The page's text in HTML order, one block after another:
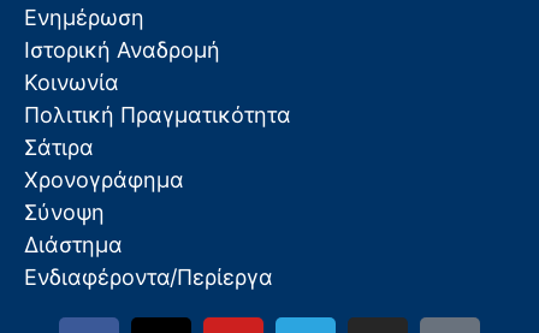
Ενημέρωση
Ιστορική Αναδρομή
Κοινωνία
Πολιτική Πραγματικότητα
Σάτιρα
Χρονογράφημα
Σύνοψη
Διάστημα
Ενδιαφέροντα/Περίεργα